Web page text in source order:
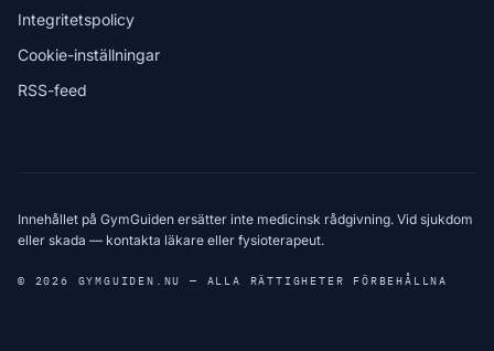
Integritetspolicy
Cookie-inställningar
RSS-feed
Innehållet på GymGuiden ersätter inte medicinsk rådgivning. Vid sjukdom
eller skada — kontakta läkare eller fysioterapeut.
© 2026 GYMGUIDEN.NU — ALLA RÄTTIGHETER FÖRBEHÅLLNA